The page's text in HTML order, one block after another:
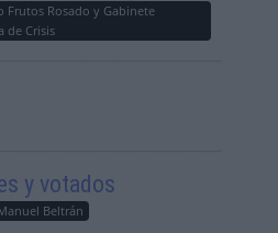
Frutos Rosado y Gabinete
de Crisis
y votados
Beltrán